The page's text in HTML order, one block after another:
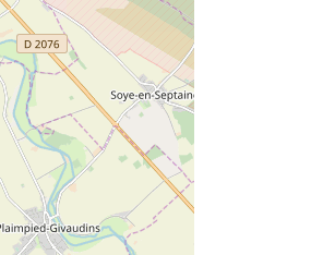
metadata-
services